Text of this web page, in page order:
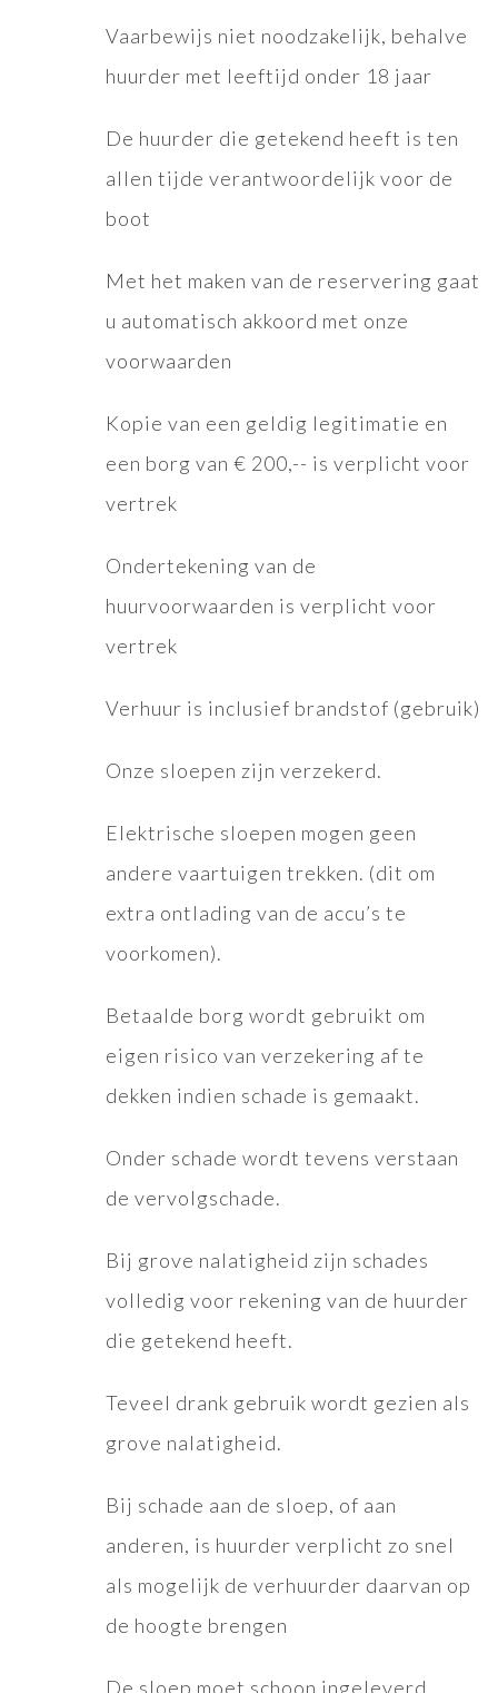
Vaarbewijs niet noodzakelijk, behalve
huurder met leeftijd onder 18 jaar
De huurder die getekend heeft is ten
allen tijde verantwoordelijk voor de
boot
Met het maken van de reservering gaat
u automatisch akkoord met onze
voorwaarden
Kopie van een geldig legitimatie en
een borg van € 200,-- is verplicht voor
vertrek
Ondertekening van de
huurvoorwaarden is verplicht voor
vertrek
Verhuur is inclusief brandstof (gebruik)
Onze sloepen zijn verzekerd.
Elektrische sloepen mogen geen
andere vaartuigen trekken. (dit om
extra ontlading van de accu’s te
voorkomen).
Betaalde borg wordt gebruikt om
eigen risico van verzekering af te
dekken indien schade is gemaakt.
Onder schade wordt tevens verstaan
de vervolgschade.
Bij grove nalatigheid zijn schades
volledig voor rekening van de huurder
die getekend heeft.
Teveel drank gebruik wordt gezien als
grove nalatigheid.
Bij schade aan de sloep, of aan
anderen, is huurder verplicht zo snel
als mogelijk de verhuurder daarvan op
de hoogte brengen
De sloep moet schoon ingeleverd